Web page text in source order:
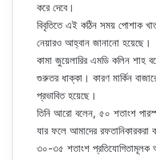
করে দেবে।
বিবৃতিতে এই কঠিন সময় পোশাক
নেয়ারও আহ্বান জানানো হয়েছে।
কামা জুয়েলারির এমডি কলিন শাহ
গুরুতর ধাক্কা। কারণ মার্কিন
প্রভাবিত হয়েছে।
তিনি আরো বলেন, ৫০ শতাংশ
যার ফলে আমাদের
৩০-৩৫ শতাংশ প্রতিযোগিতামূলক